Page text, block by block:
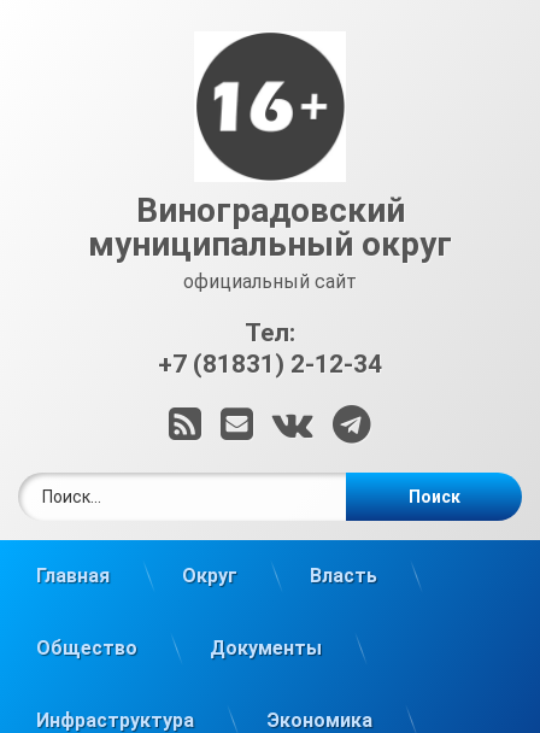
Виноградовский
муниципальный округ
официальный сайт
Тел:
+7 (81831) 2-12-34
RSSE-mailВКонтакте
Telegram
Главная Округ Власть
Общество Документы
Инфраструктура Экономика